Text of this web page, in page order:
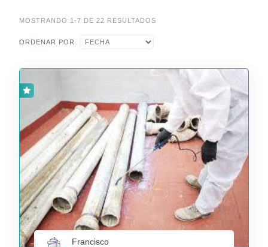
MOSTRANDO 1-7 DE 22 RESULTADOS
ORDENAR POR
Francisco